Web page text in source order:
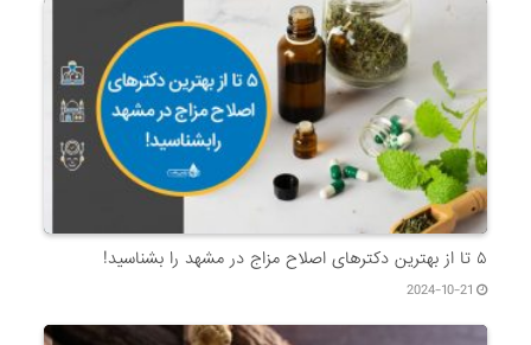
۵ تا از بهترین دکتر‌های اصلاح مزاج در مشهد را بشناسید!
2024-10-21